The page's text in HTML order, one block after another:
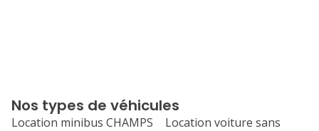
24 25 26
Nos types de véhicules
Location minibus CHAMPS
Location voiture sans